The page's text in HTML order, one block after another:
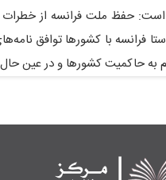
حفظ ملت فرانسه از خطرات و
به حاکمیت کشورها و در عین